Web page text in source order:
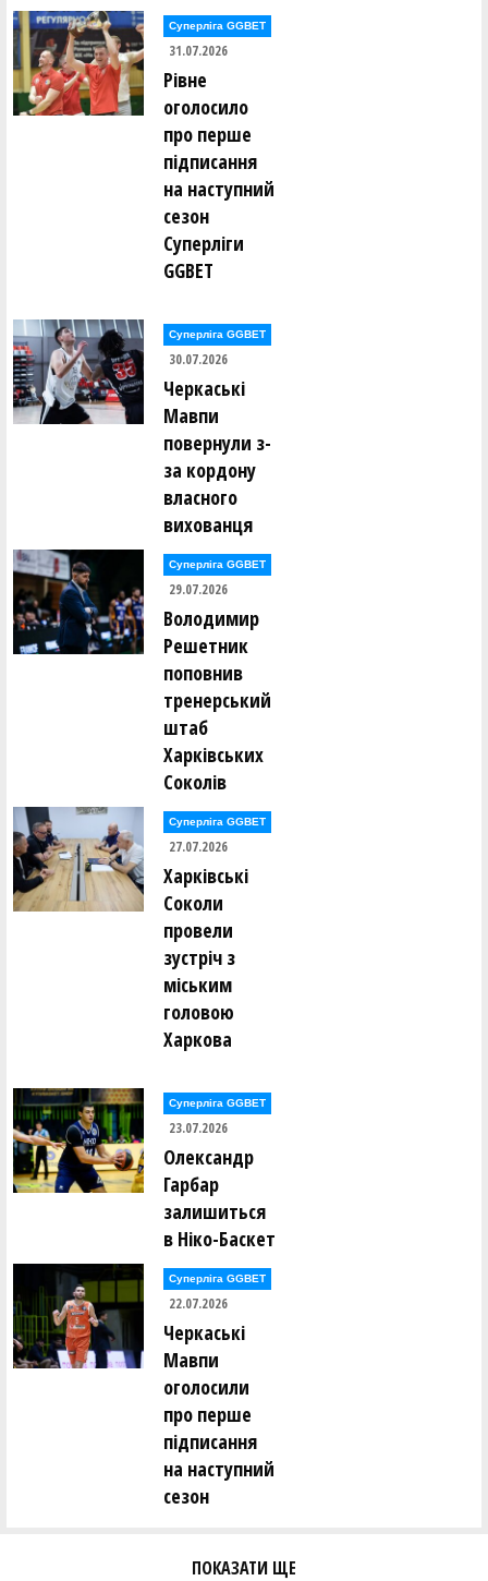
Суперліга GGBET
31.07.2026
Рівне
оголосило
про перше
підписання
на наступний
сезон
Суперліги
GGBET
Суперліга GGBET
30.07.2026
Черкаські
Мавпи
повернули з-
за кордону
власного
вихованця
Суперліга GGBET
29.07.2026
Володимир
Решетник
поповнив
тренерський
штаб
Харківських
Соколів
Суперліга GGBET
27.07.2026
Харківські
Соколи
провели
зустріч з
міським
головою
Харкова
Суперліга GGBET
23.07.2026
Олександр
Гарбар
залишиться
в Ніко-Баскет
Суперліга GGBET
22.07.2026
Черкаські
Мавпи
оголосили
про перше
підписання
на наступний
сезон
ПОКАЗАТИ ЩЕ